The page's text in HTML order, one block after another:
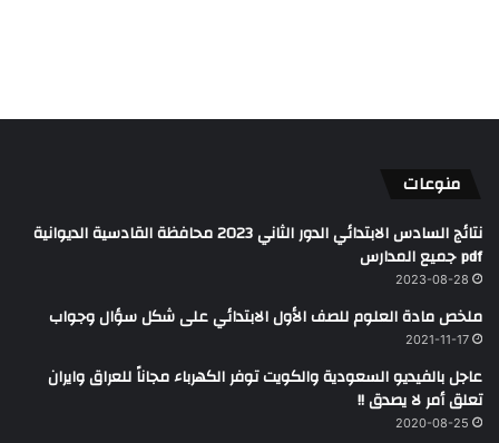
منوعات
نتائج السادس الابتدائي الدور الثاني 2023 محافظة القادسية الديوانية
pdf جميع المدارس
2023-08-28
ملخص مادة العلوم للصف الأول الابتدائي على شكل سؤال وجواب
2021-11-17
عاجل بالفيديو السعودية والكويت توفر الكهرباء مجاناً للعراق وايران
تعلق أمر لا يصدق !!
2020-08-25